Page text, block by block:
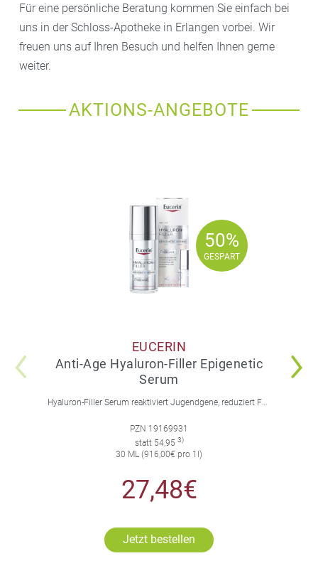
Für eine persönliche Beratung kommen Sie einfach bei
uns in der Schloss-Apotheke in Erlangen vorbei. Wir
freuen uns auf Ihren Besuch und helfen Ihnen gerne
weiter.
AKTIONS-ANGEBOTE
50%
GESPART
50%
GESPART
EUCERIN
Anti-Age Hyaluron-Filler Epigenetic
Serum
PZN 19169931
statt 54,95 3)
30 ML (916,00€ pro 1l)
27,48€
Jetzt bestellen